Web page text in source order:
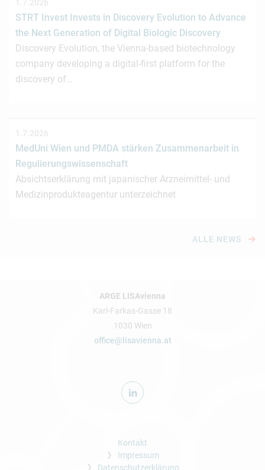
1.7.2026
STRT Invest Invests in Discovery Evolution to Advance
the Next Generation of Digital Biologic Discovery
Discovery Evolution, the Vienna-based biotechnology
company developing a digital-first platform for the
discovery of…
1.7.2026
MedUni Wien und PMDA stärken Zusammenarbeit in
Regulierungswissenschaft
Absichtserklärung mit japanischer Arzneimittel- und
Medizinprodukteagentur unterzeichnet
ALLE NEWS
ARGE LISAvienna
Karl-Farkas-Gasse 18
1030 Wien
office@lisavienna.at
Kontakt
Impressum
Datenschutzerklärung